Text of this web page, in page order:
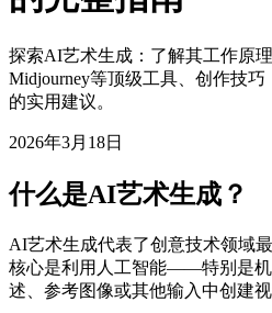
探索AI艺术生成：了解其工作原理
Midjourney等顶级工具、创作技
的实用建议。
2026年3月18日
什么是AI艺术生成？
AI艺术生成代表了创意技术领域
核心是利用人工智能——特别是
述、参考图像或其他输入中创建